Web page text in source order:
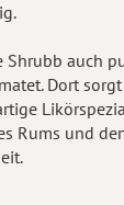
auch
Dort
Rums und